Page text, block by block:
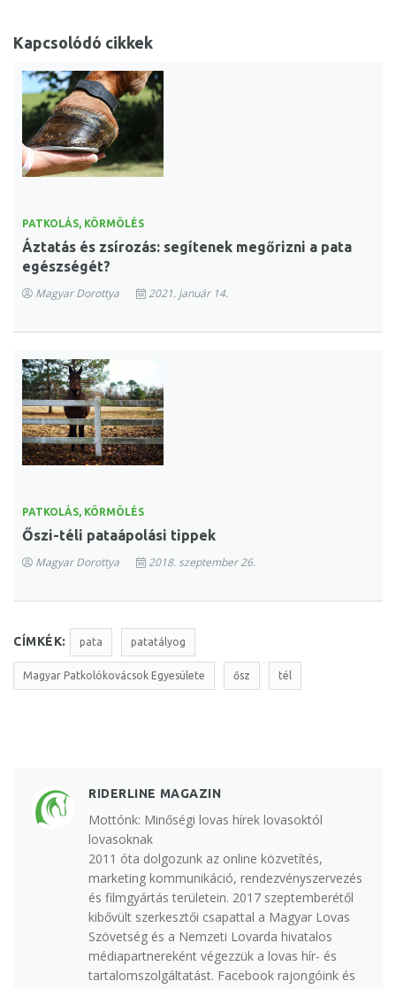
Kapcsolódó cikkek
PATKOLÁS, KÖRMÖLÉS
Áztatás és zsírozás: segítenek megőrizni a pata
egészségét?
Magyar Dorottya 2021. január 14.
PATKOLÁS, KÖRMÖLÉS
Őszi-téli pataápolási tippek
Magyar Dorottya 2018. szeptember 26.
CÍMKÉK: pata patatályog
Magyar Patkolókovácsok Egyesülete ősz tél
RIDERLINE MAGAZIN
Mottónk: Minőségi lovas hírek lovasoktól
lovasoknak
2011 óta dolgozunk az online közvetítés,
marketing kommunikáció, rendezvényszervezés
és filmgyártás területein. 2017 szeptemberétől
kibővült szerkesztői csapattal a Magyar Lovas
Szövetség és a Nemzeti Lovarda hivatalos
médiapartnereként végezzük a lovas hír- és
tartalomszolgáltatást. Facebook rajongóink és